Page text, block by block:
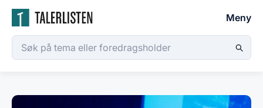
Meny